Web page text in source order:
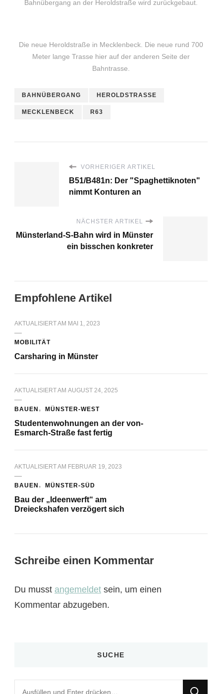
Bahnübergang an der Heroldstraße wird zurückgebaut.
Die neue Heroldstraße in Mecklenbeck. Die neue rund 700
Meter lange Trasse hier auf der anderen Seite der
Bahntrasse.
BAHNÜBERGANG HEROLDSTRASSE
MECKLENBECK R63
VORHERIGER ARTIKEL
B51/B481n: Der "Spaghettiknoten"
nimmt Konturen an
NÄCHSTER ARTIKEL
Münsterland-S-Bahn wird in Münster
ein bisschen konkreter
Empfohlene Artikel
AKTUALISIERT AM MAI 1, 2023
MOBILITÄT
Carsharing in Münster
AKTUALISIERT AM AUGUST 24, 2025
BAUEN MÜNSTER-WEST
Studentenwohnungen an der von-
Esmarch-Straße fast fertig
AKTUALISIERT AM FEBRUAR 19, 2023
BAUEN MÜNSTER-SÜD
Bau der „Ideenwerft“ am
Dreieckshafen verzögert sich
Schreibe einen Kommentar
Du musst angemeldet sein, um einen
Kommentar abzugeben.
SUCHE